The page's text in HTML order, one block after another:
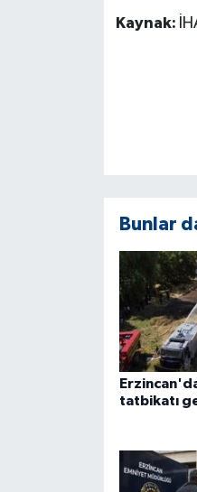
Kaynak:
Bunlar
tatbikatı
SPOR HABERLERİ
Yerel Haberler